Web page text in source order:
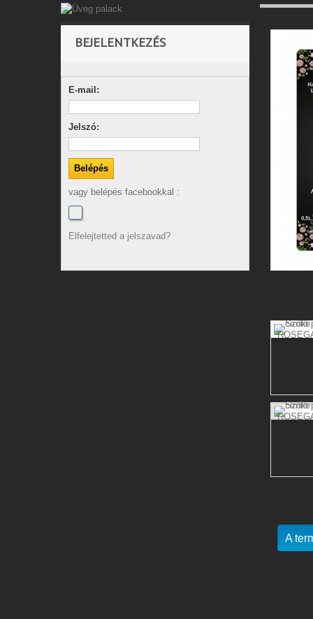
BEJELENTKEZÉS
E-mail:
Jelszó:
vagy belépés facebookkal :
Elfelejtetted a jelszavad?
A